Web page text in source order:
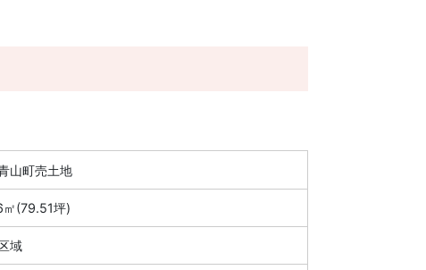
山町売土地
(79.51坪)
域